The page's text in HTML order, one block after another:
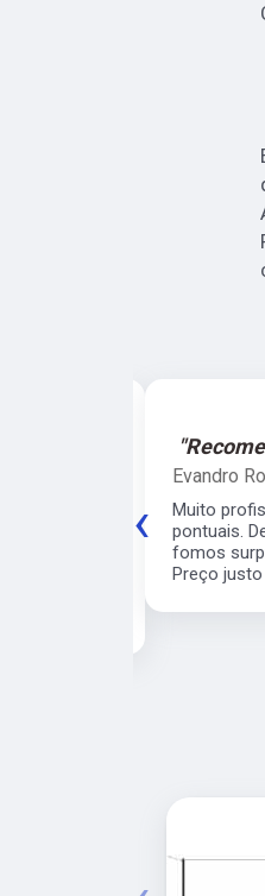
Evandro
Muito
pontuais.
fomos
Preço justo
‹